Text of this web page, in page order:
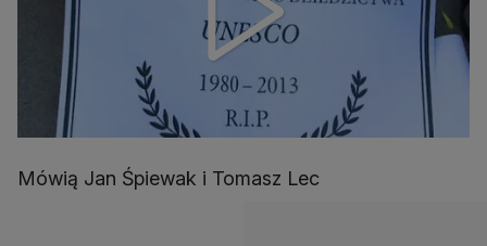
Mówią Jan Śpiewak i Tomasz Lec